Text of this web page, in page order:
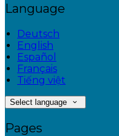
Language
Deutsch
English
Español
Français
Tiếng việt
Select language
Pages